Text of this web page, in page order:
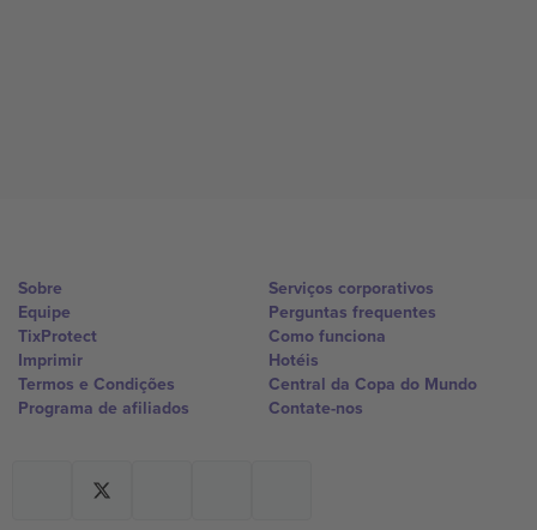
Sobre
Equipe
TixProtect
Imprimir
Termos e Condições
Programa de afiliados
Serviços corporativos
Perguntas frequentes
Como funciona
Hotéis
Central da Copa do Mundo
Contate-nos